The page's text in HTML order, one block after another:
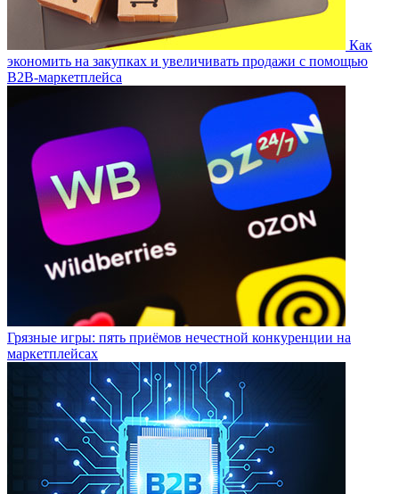
Как
экономить на закупках и увеличивать продажи с помощью
B2B-маркетплейса
Грязные игры: пять приёмов нечестной конкуренции на
маркетплейсах